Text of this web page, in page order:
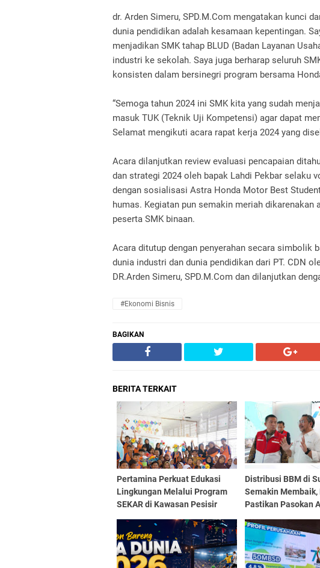
dr. Arden Simeru, SPD.M.Com mengatakan kunci
dunia pendidikan adalah kesamaan kepentingan.
menjadikan SMK tahap BLUD (Badan Layanan
industri ke sekolah. Saya juga berharap seluruh
konsisten dalam bersinegri program bersama
“Semoga tahun 2024 ini SMK kita yang sudah
masuk TUK (Teknik Uji Kompetensi) agar dapat
Selamat mengikuti acara rapat kerja 2024 yang
Acara dilanjutkan review evaluasi pencapaian
dan strategi 2024 oleh bapak Lahdi Pekbar selaku
dengan sosialisasi Astra Honda Motor Best
humas. Kegiatan pun semakin meriah dikarenakan
peserta SMK binaan.
Acara ditutup dengan penyerahan secara simbolik
dunia industri dan dunia pendidikan dari PT. CDN
DR.Arden Simeru, SPD.M.Com dan dilanjutkan
#Ekonomi Bisnis
BAGIKAN
BERITA TERKAIT
Pertamina Perkuat Edukasi
Lingkungan Melalui Program
SEKAR di Kawasan Pesisir
Distribusi BBM di
Semakin
Pastikan Pasokan